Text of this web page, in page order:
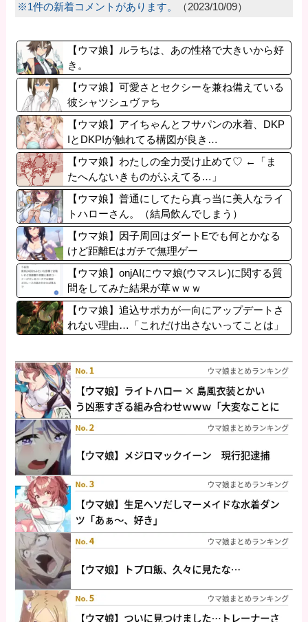
※1件の新着コメントがあります。 （2023/10/09）
【ウマ娘】ルラちは、あの性格で大きいから好
き。
【ウマ娘】可愛さとセクシーを兼ね備えている
彼シャツシュヴァち
【ウマ娘】アイちゃんとフサパンの水着、DKP
IとDKPIが触れてる構図が良き…
【ウマ娘】わたしの全力受け止めて♡ ←「ま
たへんないきものがふえてる…」
【ウマ娘】普通にしてたら真っ当に美人なライ
トハローさん。（結局飲んでしまう）
【ウマ娘】因子周回はダートEでも何とかなる
けど距離Eはガチで無理ゲー
【ウマ娘】onjAIにウマ娘(ウマスレ)に関する質
問をしてみた結果が草ｗｗｗ
【ウマ娘】追込サポカが一向にアップデートさ
れない理由…「これだけ出さないってことは」